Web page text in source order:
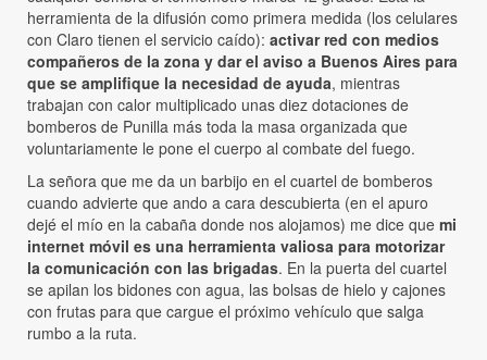
herramienta de la difusión como primera medida (los celulares
con Claro tienen el servicio caído): activar red con medios
compañeros de la zona y dar el aviso a Buenos Aires para
que se amplifique la necesidad de ayuda, mientras
trabajan con calor multiplicado unas diez dotaciones de
bomberos de Punilla más toda la masa organizada que
voluntariamente le pone el cuerpo al combate del fuego.
La señora que me da un barbijo en el cuartel de bomberos
cuando advierte que ando a cara descubierta (en el apuro
dejé el mío en la cabaña donde nos alojamos) me dice que mi
internet móvil es una herramienta valiosa para motorizar
la comunicación con las brigadas. En la puerta del cuartel
se apilan los bidones con agua, las bolsas de hielo y cajones
con frutas para que cargue el próximo vehículo que salga
rumbo a la ruta.